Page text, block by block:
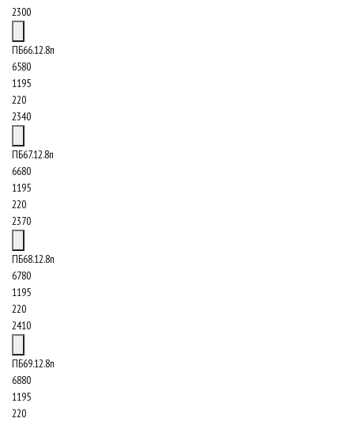
2300
ПБ66.12.8п
6580
1195
220
2340
ПБ67.12.8п
6680
1195
220
2370
ПБ68.12.8п
6780
1195
220
2410
ПБ69.12.8п
6880
1195
220